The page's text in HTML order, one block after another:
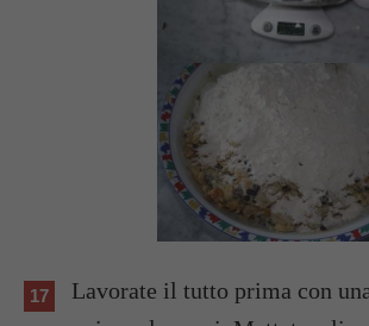
Lavorate il tutto prima con